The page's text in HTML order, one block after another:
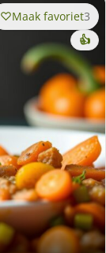
Maak favoriet3
👍